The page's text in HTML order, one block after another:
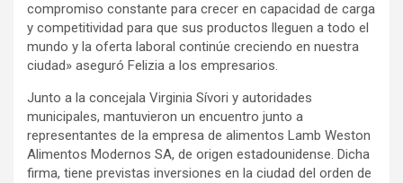
compromiso constante para crecer en capacidad de carga
y competitividad para que sus productos lleguen a todo el
mundo y la oferta laboral continúe creciendo en nuestra
ciudad» aseguró Felizia a los empresarios.
Junto a la concejala Virginia Sívori y autoridades
municipales, mantuvieron un encuentro junto a
representantes de la empresa de alimentos Lamb Weston
Alimentos Modernos SA, de origen estadounidense. Dicha
firma, tiene previstas inversiones en la ciudad del orden de